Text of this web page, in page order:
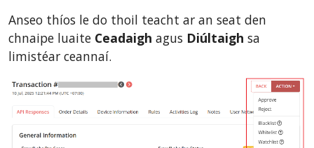
Anseo thíos le do thoil teacht ar an seat den
chnaipe luaite Ceadaigh agus Diúltaigh sa
limistéar ceannaí.